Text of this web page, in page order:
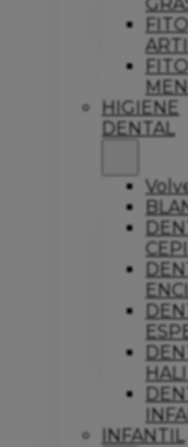
FITO
FITO
HIGIENE
DENTAL
INFANTIL